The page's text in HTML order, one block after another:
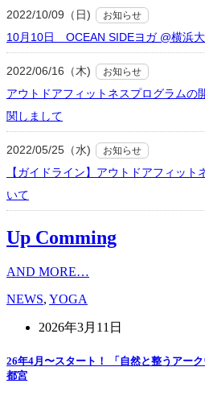
2022/10/09（日) お知らせ
10月10日 OCEAN SIDEヨガ @横浜
2022/06/16（木) お知らせ
アウトドアフィットネスプログラムの
関しまして
2022/05/25（水) お知らせ
【ガイドライン】アウトドアフィッ
いて
Up Comming
AND MORE…
NEWS, YOGA
2026年3月11日
26年4月〜スタート！ 「自然と整うアー
都宮